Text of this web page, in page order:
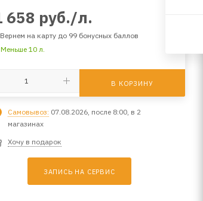
658 руб./л.
Вернем на карту до 99 бонусных баллов
Меньше 10 л.
В КОРЗИНУ
Самовывоз: 07.08.2026, после 8:00, в 2
магазинах
Хочу в подарок
ЗАПИСЬ НА СЕРВИС